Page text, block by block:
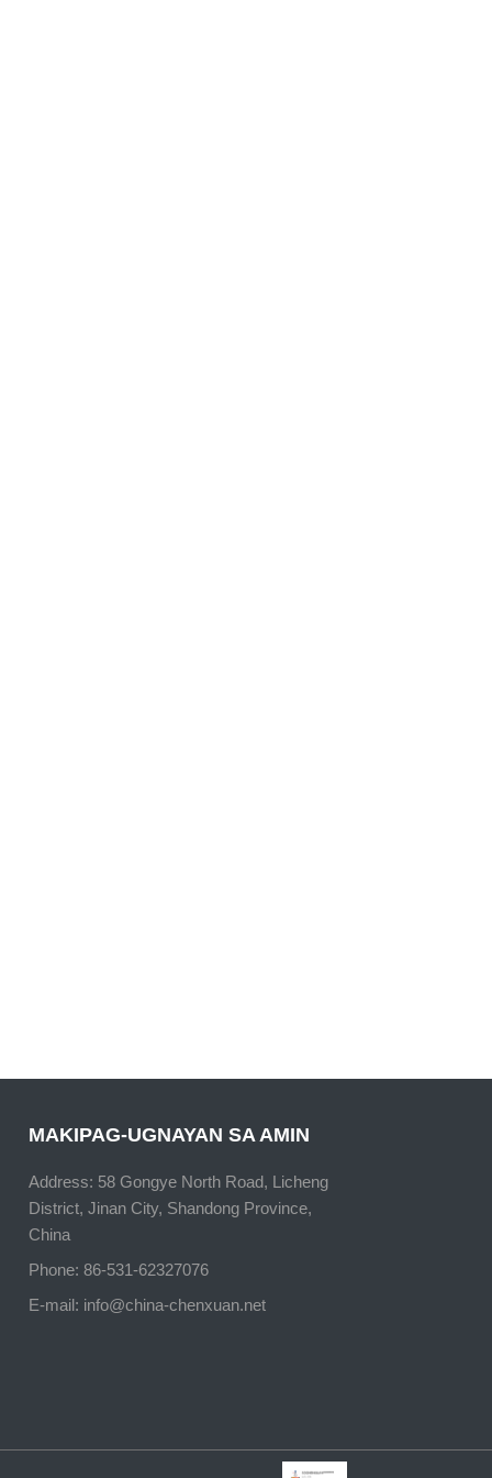
MAKIPAG-UGNAYAN SA AMIN
Address: 58 Gongye North Road, Licheng
District, Jinan City, Shandong Province,
China
Phone: 86-531-62327076
E-mail: info@china-chenxuan.net